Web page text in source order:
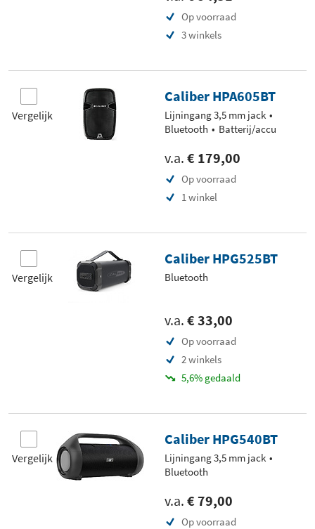
Op voorraad
3 winkels
Vergelijk
Caliber HPA605BT
Lijningang 3,5 mm jack
Bluetooth
Batterij/accu
v.a. € 179,00
Op voorraad
1 winkel
Vergelijk
Caliber HPG525BT
Bluetooth
v.a. € 33,00
Op voorraad
2 winkels
5,6% gedaald
Vergelijk
Caliber HPG540BT
Lijningang 3,5 mm jack
Bluetooth
v.a. € 79,00
Op voorraad